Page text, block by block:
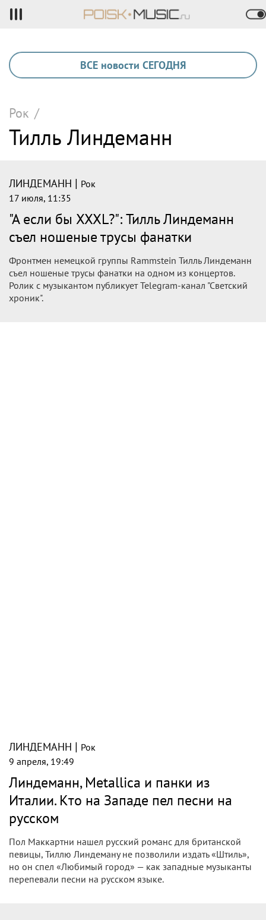
ВСЕ новости СЕГОДНЯ
Рок /
Тилль Линдеманн
ЛИНДЕМАНН | Рок
17 июля, 11:35
"А если бы XXXL?": Тилль Линдеманн
съел ношеные трусы фанатки
Фронтмен немецкой группы Rammstein Тилль Линдеманн
съел ношеные трусы фанатки на одном из концертов.
Ролик с музыкантом публикует Telegram-канал "Светский
хроник".
ЛИНДЕМАНН | Рок
9 апреля, 19:49
Линдеманн, Metallica и панки из
Италии. Кто на Западе пел песни на
русском
Пол Маккартни нашел русский романс для британской
певицы, Тиллю Линдеману не позволили издать «Штиль»,
но он спел «Любимый город» — как западные музыканты
перепевали песни на русском языке.